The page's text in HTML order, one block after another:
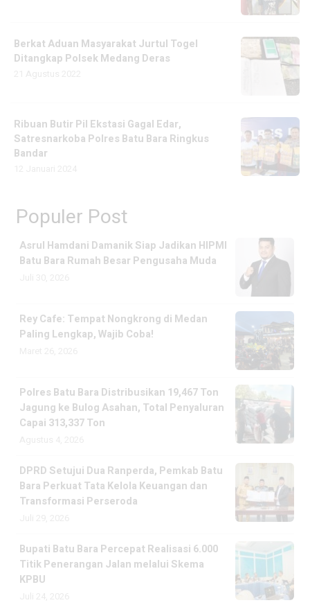
Berkat Aduan Masyarakat Jurtul Togel
Ditangkap Polsek Medang Deras
Ribuan Butir Pil Ekstasi Gagal Edar,
Satresnarkoba Polres Batu Bara Ringkus
Bandar
Populer Post
Asrul Hamdani Damanik Siap Jadikan HIPMI
Batu Bara Rumah Besar Pengusaha Muda
Rey Cafe: Tempat Nongkrong di Medan
Paling Lengkap, Wajib Coba!
Polres Batu Bara Distribusikan 19,467 Ton
Jagung ke Bulog Asahan, Total Penyaluran
Capai 313,337 Ton
DPRD Setujui Dua Ranperda, Pemkab Batu
Bara Perkuat Tata Kelola Keuangan dan
Transformasi Perseroda
Bupati Batu Bara Percepat Realisasi 6.000
Titik Penerangan Jalan melalui Skema
KPBU